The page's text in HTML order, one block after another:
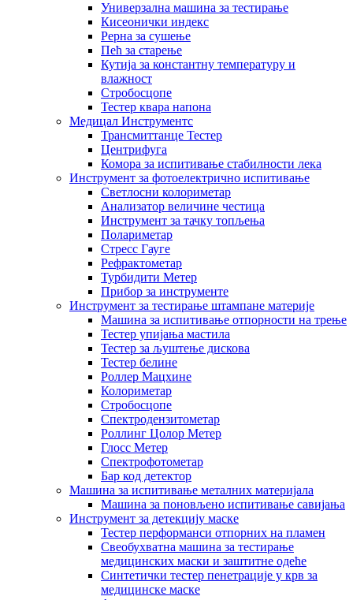
Универзална машина за тестирање
Кисеонички индекс
Рерна за сушење
Пећ за старење
Кутија за константну температуру и
влажност
Стробосцопе
Тестер квара напона
Медицал Инструментс
Трансмиттанце Тестер
Центрифуга
Комора за испитивање стабилности лека
Инструмент за фотоелектрично испитивање
Светлосни колориметар
Анализатор величине честица
Инструмент за тачку топљења
Полариметар
Стресс Гауге
Рефрактометар
Турбидити Метер
Прибор за инструменте
Инструмент за тестирање штампане материје
Машина за испитивање отпорности на трење
Тестер упијања мастила
Тестер за љуштење дискова
Тестер белине
Роллер Мацхине
Колориметар
Стробосцопе
Спектродензитометар
Роллинг Цолор Метер
Глосс Метер
Спектрофотометар
Бар код детектор
Машина за испитивање металних материјала
Машина за поновљено испитивање савијања
Инструмент за детекцију маске
Тестер перформанси отпорних на пламен
Свеобухватна машина за тестирање
медицинских маски и заштитне одеће
Синтетички тестер пенетрације у крв за
медицинске маске